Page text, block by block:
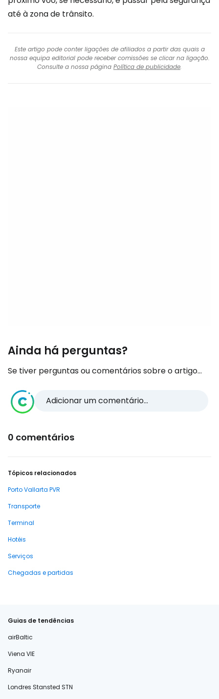
até à zona de trânsito.
Este artigo pode conter ligações de afiliados a partir das quais a
nossa equipa editorial pode receber comissões se clicar na ligação.
Consulte a nossa página Política de publicidade.
Ainda há perguntas?
Se tiver perguntas ou comentários sobre o artigo...
Adicionar um comentário...
0 comentários
Tópicos relacionados
Porto Vallarta PVR
Transporte
Terminal
Hotéis
Serviços
Chegadas e partidas
Guias de tendências
airBaltic
Viena VIE
Ryanair
Londres Stansted STN